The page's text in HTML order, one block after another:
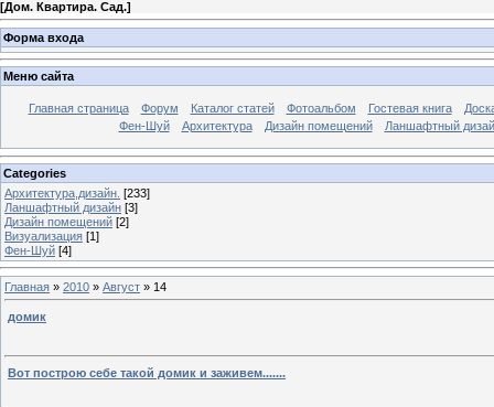
[Дом. Квартира. Сад.]
Форма входа
Меню сайта
Главная страница Форум Каталог статей Фотоальбом Гостевая книга
Фен-Шуй
Архитектура Дизайн помещений Ланшафтный
Categories
Архитектура,дизайн. [233]
Ланшафтный дизайн [3]
Дизайн помещений [2]
Визуализация [1]
Фен-Шуй [4]
Главная » 2010 » Август » 14
домик
Вот построю себе такой домик и заживем.......